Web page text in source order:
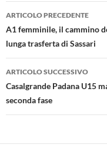
Navigazione
articolo
ARTICOLO PRECEDENTE
A1 femminile, il cammino
lunga trasferta di Sassari
ARTICOLO SUCCESSIVO
Casalgrande Padana U15
seconda fase